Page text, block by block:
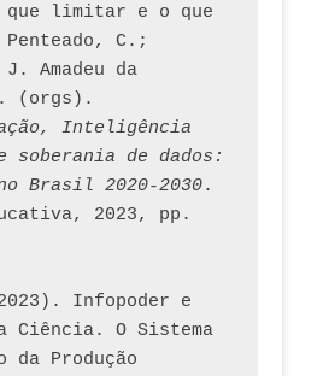
limitar e o que
C.;
Amadeu da
Inteligência
de dados:
Brasil 2020-2030.
2023, pp.
Infopoder e
Ciência. O Sistema
da Produção